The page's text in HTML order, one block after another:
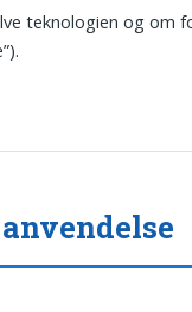
teknologien og om